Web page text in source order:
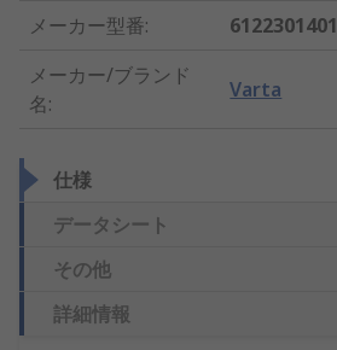
メーカー型番:
6122301401
メーカー/ブランド
名:
Varta
仕様
データシート
その他
詳細情報